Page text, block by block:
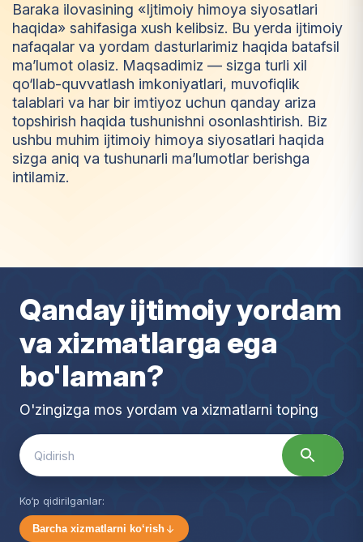
Baraka ilovasining «Ijtimoiy himoya siyosatlari
haqida» sahifasiga xush kelibsiz. Bu yerda ijtimoiy
nafaqalar va yordam dasturlarimiz haqida batafsil
ma’lumot olasiz. Maqsadimiz — sizga turli xil
qo‘llab-quvvatlash imkoniyatlari, muvofiqlik
talablari va har bir imtiyoz uchun qanday ariza
topshirish haqida tushunishni osonlashtirish. Biz
ushbu muhim ijtimoiy himoya siyosatlari haqida
sizga aniq va tushunarli ma’lumotlar berishga
intilamiz.
mtiy oz
Qanday ijtimoiy yordam
va xizmatlarga ega
bo'laman?
O'zingizga mos yordam va xizmatlarni toping
Search
for:
Ko‘p qidirilganlar:
Barcha xizmatlarni ko‘rish